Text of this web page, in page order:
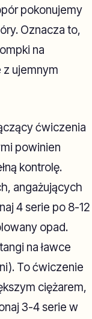
pokonujemy
Oznacza to,
na
z ujemnym
ćwiczenia
powinien
kontrolę.
angażujących
4 serie po 8-12
opad.
na ławce
To ćwiczenie
ciężarem,
3-4 serie w